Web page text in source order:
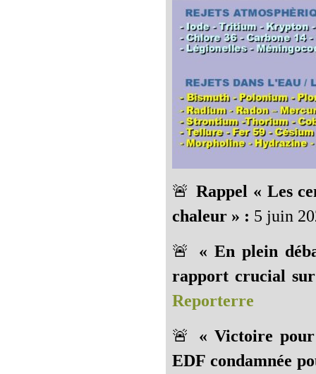
🚨 Rappel « Les
chaleur » : 5 juin
🚨 « En plein
rapport crucial
Reporterre
🚨 « Victoire
EDF condamnée